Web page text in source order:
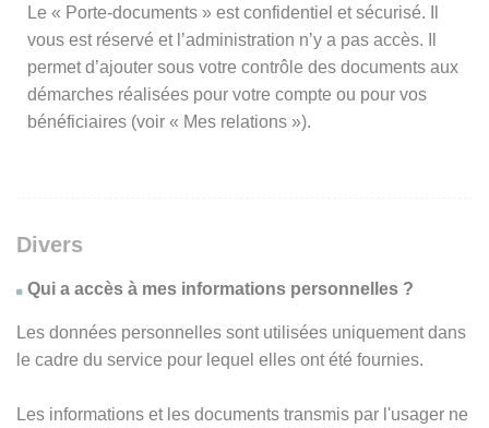
Le « Porte-documents » est confidentiel et sécurisé. Il
vous est réservé et l’administration n’y a pas accès. Il
permet d’ajouter sous votre contrôle des documents aux
démarches réalisées pour votre compte ou pour vos
bénéficiaires (voir « Mes relations »).
Divers
Qui a accès à mes informations personnelles ?
Les données personnelles sont utilisées uniquement dans
le cadre du service pour lequel elles ont été fournies.
Les informations et les documents transmis par l'usager ne